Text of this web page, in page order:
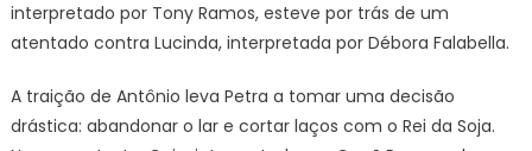
interpretado por Tony Ramos, esteve por trás de um
atentado contra Lucinda, interpretada por Débora Falabella.
A traição de Antônio leva Petra a tomar uma decisão
drástica: abandonar o lar e cortar laços com o Rei da Soja.